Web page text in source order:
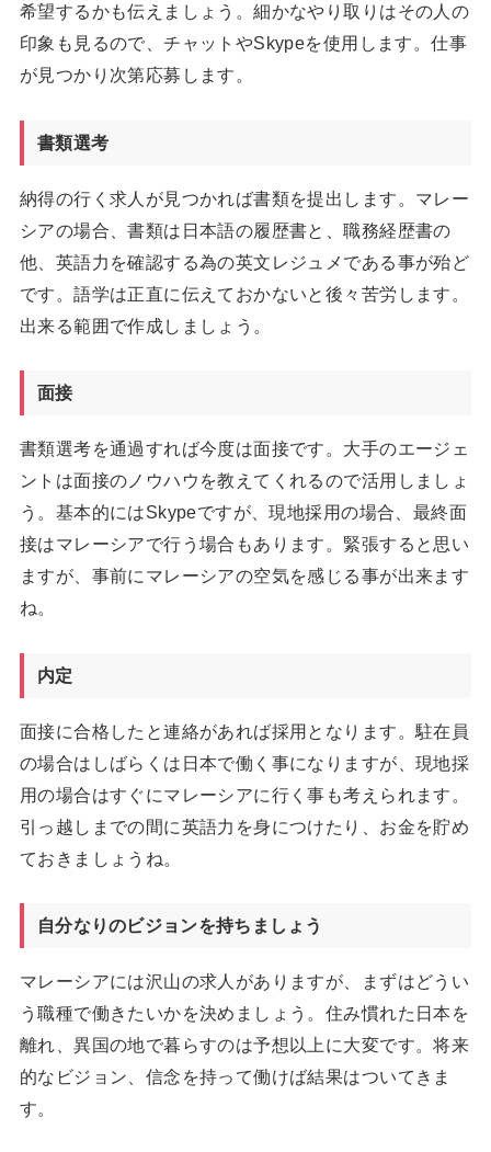
希望するかも伝えましょう。細かなやり取りはその人の
印象も見るので、チャットやSkypeを使用します。仕事
が見つかり次第応募します。
書類選考
納得の行く求人が見つかれば書類を提出します。マレー
シアの場合、書類は日本語の履歴書と、職務経歴書の
他、英語力を確認する為の英文レジュメである事が殆ど
です。語学は正直に伝えておかないと後々苦労します。
出来る範囲で作成しましょう。
面接
書類選考を通過すれば今度は面接です。大手のエージェ
ントは面接のノウハウを教えてくれるので活用しましょ
う。基本的にはSkypeですが、現地採用の場合、最終面
接はマレーシアで行う場合もあります。緊張すると思い
ますが、事前にマレーシアの空気を感じる事が出来ます
ね。
内定
面接に合格したと連絡があれば採用となります。駐在員
の場合はしばらくは日本で働く事になりますが、現地採
用の場合はすぐにマレーシアに行く事も考えられます。
引っ越しまでの間に英語力を身につけたり、お金を貯め
ておきましょうね。
自分なりのビジョンを持ちましょう
マレーシアには沢山の求人がありますが、まずはどうい
う職種で働きたいかを決めましょう。住み慣れた日本を
離れ、異国の地で暮らすのは予想以上に大変です。将来
的なビジョン、信念を持って働けば結果はついてきま
す。